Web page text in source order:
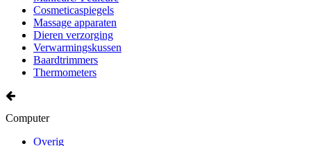
Cosmeticaspiegels
Massage apparaten
Dieren verzorging
Verwarmingskussen
Baardtrimmers
Thermometers
Computer
Overig